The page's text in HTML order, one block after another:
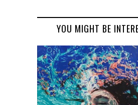
YOU MIGHT BE